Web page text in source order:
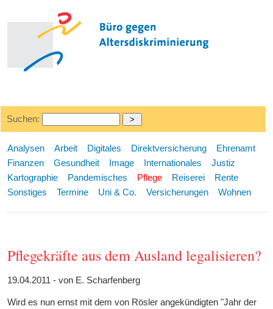
Suchen:
Analysen Arbeit Digitales Direktversicherung
Ehrenamt
Finanzen
Gesundheit Image Internationales
Justiz
Kartographie
Pandemisches Pflege Reiserei
Rente
Sonstiges
Termine Uni & Co. Versicherungen Wohnen
Pflegekräfte aus dem Ausland legalisieren?
19.04.2011 - von E. Scharfenberg
Wird es nun ernst mit dem von Rösler angekündigten "Jahr der